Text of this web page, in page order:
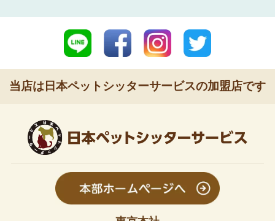
当店は日本ペットシッターサービスの加盟店です